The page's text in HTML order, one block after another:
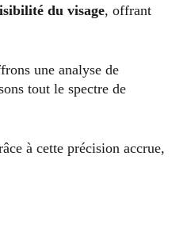
du visage, offrant
une analyse de
tout le spectre de
à cette précision accrue,